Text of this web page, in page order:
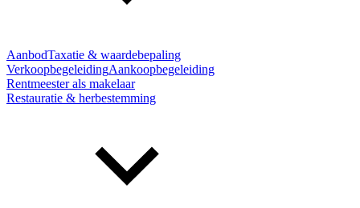
AanbodTaxatie & waardebepaling
VerkoopbegeleidingAankoopbegeleiding
Rentmeester als makelaar
Restauratie & herbestemming